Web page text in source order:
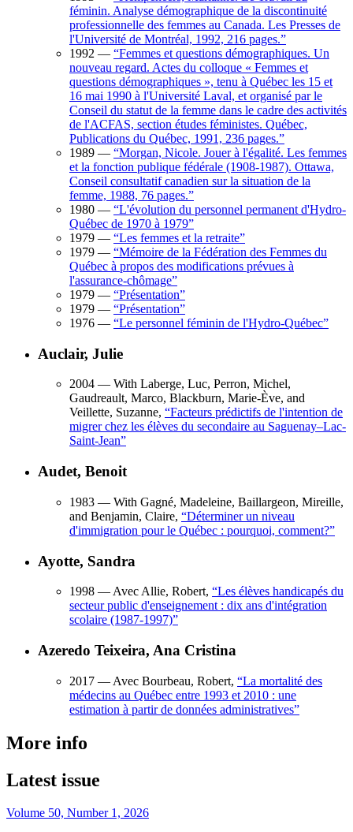
féminin. Analyse démographique de la discontinuité
professionnelle des femmes au Canada. Les Presses de
l'Université de Montréal, 1992, 216 pages.”
1992 — “Femmes et questions démographiques. Un
nouveau regard. Actes du colloque « Femmes et
questions démographiques », tenu à Québec les 15 et
16 mai 1990 à l'Université Laval, et organisé par le
Conseil du statut de la femme dans le cadre des activités
de l'ACFAS, section études féministes. Québec,
Publications du Québec, 1991, 236 pages.”
1989 — “Morgan, Nicole. Jouer à l'égalité. Les femmes
et la fonction publique fédérale (1908-1987). Ottawa,
Conseil consultatif canadien sur la situation de la
femme, 1988, 76 pages.”
1980 — “L'évolution du personnel permanent d'Hydro-
Québec de 1970 à 1979”
1979 — “Les femmes et la retraite”
1979 — “Mémoire de la Fédération des Femmes du
Québec à propos des modifications prévues à
l'assurance-chômage”
1979 — “Présentation”
1979 — “Présentation”
1976 — “Le personnel féminin de l'Hydro-Québec”
Auclair, Julie
2004 — With Laberge, Luc, Perron, Michel,
Gaudreault, Marco, Blackburn, Marie-Ève, and
Veillette, Suzanne, “Facteurs prédictifs de l'intention de
migrer chez les élèves du secondaire au Saguenay–Lac-
Saint-Jean”
Audet, Benoit
1983 — With Gagné, Madeleine, Baillargeon, Mireille,
and Benjamin, Claire, “Déterminer un niveau
d'immigration pour le Québec : pourquoi, comment?”
Ayotte, Sandra
1998 — Avec Allie, Robert, “Les élèves handicapés du
secteur public d'enseignement : dix ans d'intégration
scolaire (1987-1997)”
Azeredo Teixeira, Ana Cristina
2017 — Avec Bourbeau, Robert, “La mortalité des
médecins au Québec entre 1993 et 2010 : une
estimation à partir de données administratives”
More info
Latest issue
Volume 50, Number 1, 2026